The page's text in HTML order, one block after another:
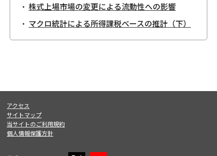
株式上場市場の変更による流動性への影響
マクロ統計による所得課税ベースの推計（下）
アクセス
サイトマップ
当サイトのご利用規約
個人情報保護方針